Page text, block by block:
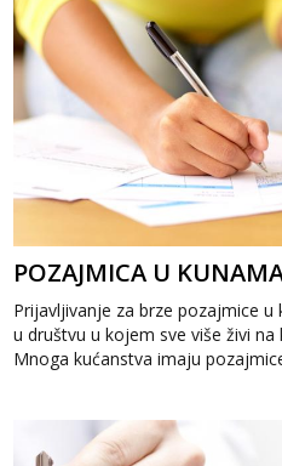
POZAJMICA U
Prijavljivanje za brze pozajmice
u društvu u kojem sve više živi
Mnoga kućanstva imaju